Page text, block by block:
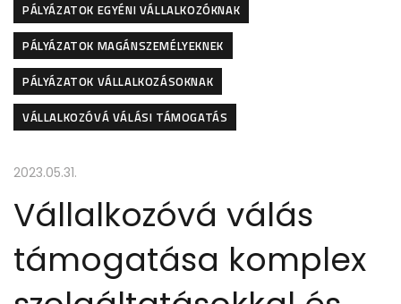
PÁLYÁZATOK EGYÉNI VÁLLALKOZÓKNAK
PÁLYÁZATOK MAGÁNSZEMÉLYEKNEK
PÁLYÁZATOK VÁLLALKOZÁSOKNAK
VÁLLALKOZÓVÁ VÁLÁSI TÁMOGATÁS
2023.05.31.
Vállalkozóvá válás
támogatása komplex